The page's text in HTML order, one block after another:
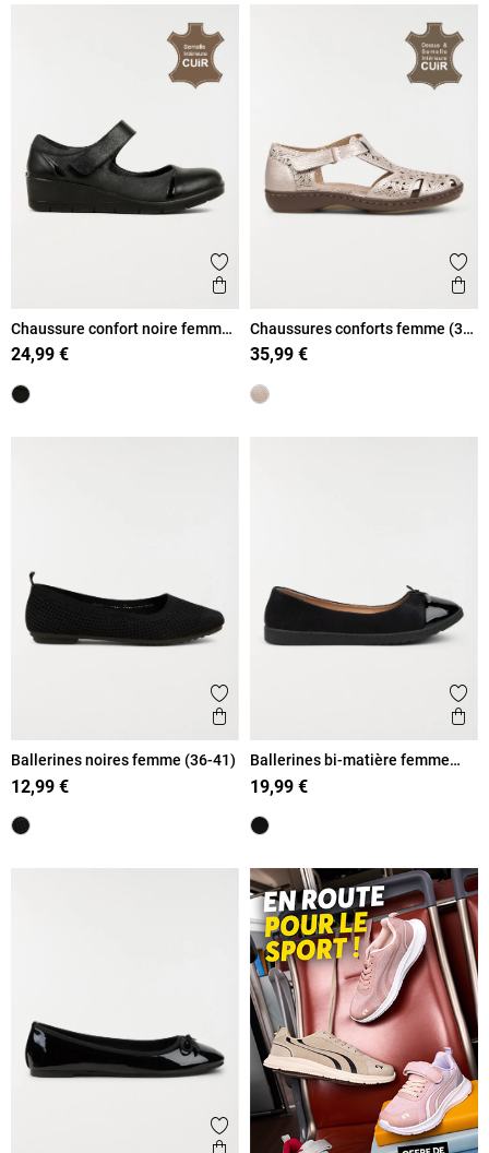
Ajouter aux favoris
Aperçu rapide
Chaussure confort noire femme
(36-41)
24,99 €
Chaussures conforts femme (37-
42)
35,99 €
Ajouter aux favoris
Aperçu rapide
Ballerines noires femme (36-41)
12,99 €
Ballerines bi-matière femme
(36-41)
19,99 €
Ajouter aux favoris